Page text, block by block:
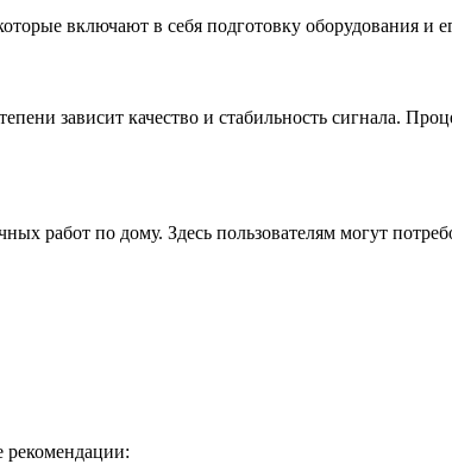
включают в себя подготовку оборудования и
зависит качество и стабильность сигнала.
работ по дому. Здесь пользователям могут
рекомендации: